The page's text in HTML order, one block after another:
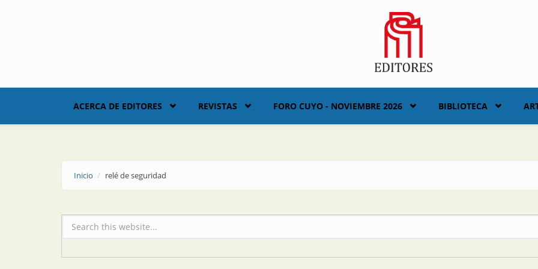
ACERCA DE EDITORES REVISTAS FORO CUYO - NOVIEMBRE 2026 BIBLIOTECA
Inicio relé de seguridad
Formulario de búsqueda